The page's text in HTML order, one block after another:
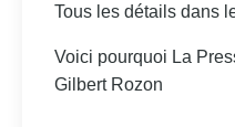
Tous les détails dans
Voici pourquoi La
Gilbert Rozon